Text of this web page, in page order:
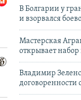
В Болгарии у
и взорвался
Мастерская
открывает набор
Владимир
договоренности